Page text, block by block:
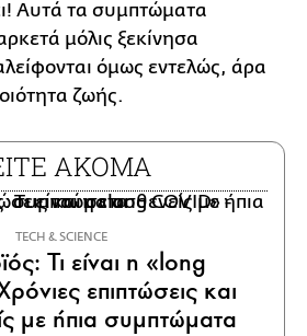
Αυτά τα συμπτώματα
μόλις ξεκίνησα
όμως εντελώς, άρα
ζωής.
ΑΚΟΜΑ
ΤECH & SCIENCE
Τι είναι η «long
επιπτώσεις και
με ήπια συμπτώματα